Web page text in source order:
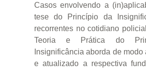
Casos envolvendo a
tese do Princípio da
recorrentes no cotidiano
Teoria e Prática do
Insignificância aborda de modo
e atualizado a respectiva